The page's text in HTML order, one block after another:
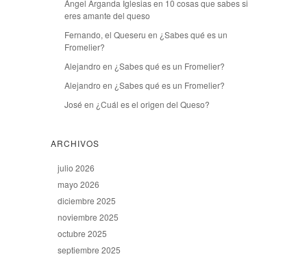
Ángel Arganda Iglesiasen 10 cosas que sabes si
eres amante del queso
Fernando, el Queseru en ¿Sabes qué es un
Fromelier?
Alejandro en ¿Sabes qué es un Fromelier?
Alejandro en ¿Sabes qué es un Fromelier?
José en ¿Cuál es el origen del Queso?
ARCHIVOS
julio 2026
mayo 2026
diciembre 2025
noviembre 2025
octubre 2025
septiembre 2025